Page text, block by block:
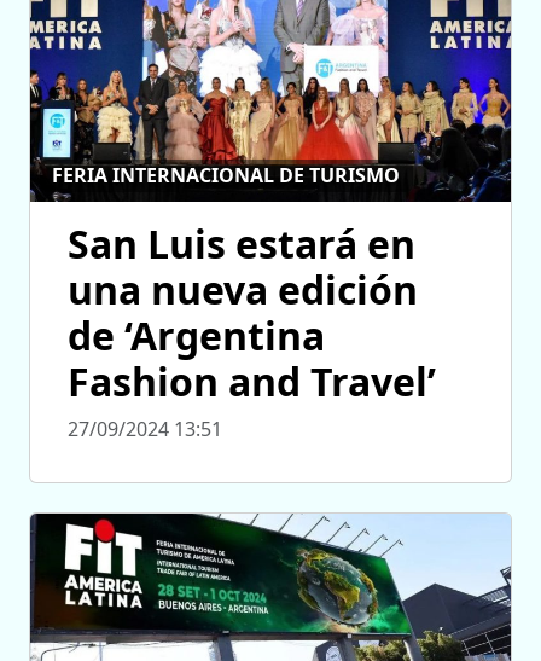
FERIA INTERNACIONAL DE TURISMO
San Luis estará en
una nueva edición
de ‘Argentina
Fashion and Travel’
27/09/2024 13:51